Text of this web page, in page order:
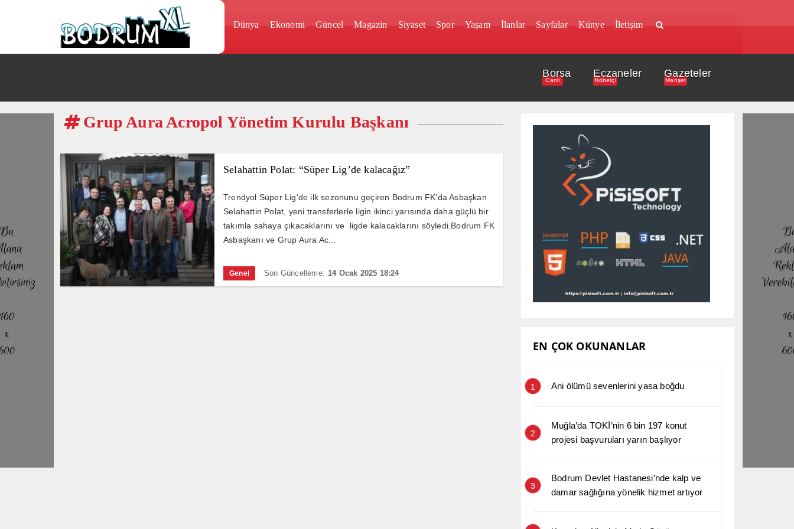
Dünya Ekonomi Güncel Magazin Siyaset Spor Yaşam İlanlar Sayfalar Künye İletişim
Borsa
Canlı
Eczaneler
Nöbetçi
Gazeteler
Manşet
Grup Aura Acropol Yönetim Kurulu Başkanı
Selahattin Polat: “Süper Lig’de kalacağız”
Trendyol Süper Lig'de ilk sezonunu geçiren Bodrum FK'da Asbaşkan
Selahattin Polat, yeni transferlerle ligin ikinci yarısında daha güçlü bir
takımla sahaya çıkacaklarını ve ligde kalacaklarını söyledi.Bodrum FK
Asbaşkanı ve Grup Aura Ac...
Genel Son Güncelleme: 14 Ocak 2025 18:24
EN ÇOK OKUNANLAR
1 Ani ölümü sevenlerini yasa boğdu
2
Muğla’da TOKİ’nin 6 bin 197 konut
projesi başvuruları yarın başlıyor
3
Bodrum Devlet Hastanesi’nde kalp ve
damar sağlığına yönelik hizmet artıyor